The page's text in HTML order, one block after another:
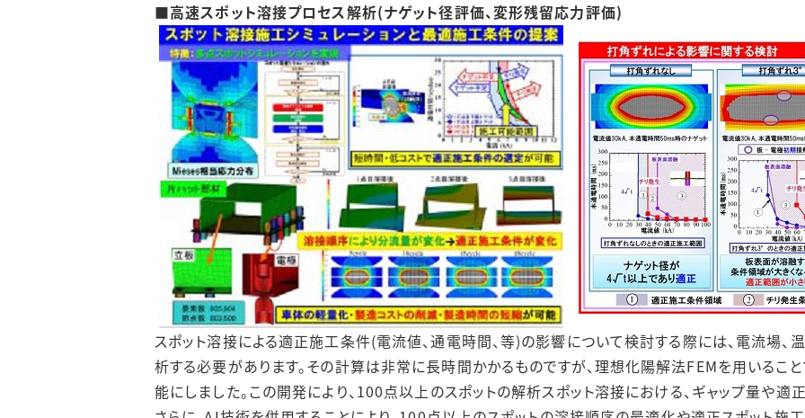
■高速スポット溶接プロセス解析(ナゲット径評価、変形残留応力評価)
スポット溶接による適正施工条件(電流値、通電時間、等)の影響について検討する際には、電流場
析する必要があります。その計算は非常に長時間かかるものですが、理想化陽解法FEMを用いるこ
能にしました。この開発により、100点以上のスポットの解析スポット溶接における、ギャップ量や